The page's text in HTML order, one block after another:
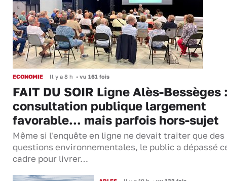
ECONOMIE Il y a 8 h • vu 161 fois
FAIT DU SOIR Ligne Alès-Bessèges
consultation publique largement
favorable... mais parfois hors-sujet
Même si l'enquête en ligne ne devait traiter que des
questions environnementales, le public a dépassé
cadre pour livrer…